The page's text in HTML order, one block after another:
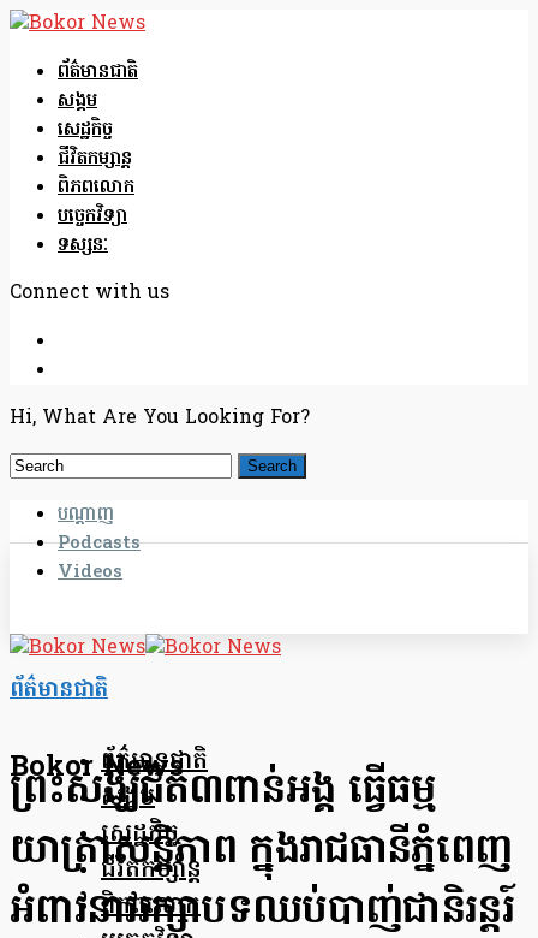
ព័ត៌មានជាតិ
សង្គម
សេដ្ឋកិច្ច
ជីវិតកម្សាន្ត
ពិភពលោក
បច្ចេកវិទ្យា
ទស្សនៈ
Connect with us
Hi, What Are You Looking For?
បណ្តាញ
Podcasts
Videos
Bokor News
ព័ត៌មានជាតិ
សង្គម
សេដ្ឋកិច្ច
ជីវិតកម្សាន្ត
ពិភពលោក
ព័ត៌មានជាតិ
ព្រះសង្ឃជិត៣ពាន់អង្គ ធ្វើធម្ម
យាត្រាសន្តិភាព ក្នុងរាជធានីភ្នំពេញ
អំពាវនាវរក្សាបទឈប់បាញ់ជានិរន្តរ៍